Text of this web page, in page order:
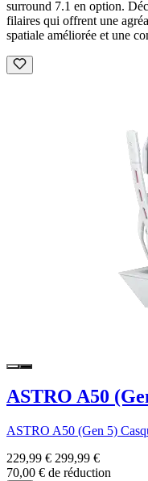
surround 7.1 en option.
filaires qui offrent une
spatiale améliorée et une
ASTRO A50
ASTRO A50 (Gen 5)
229,99 € 299,99 €
70,00 € de réduction